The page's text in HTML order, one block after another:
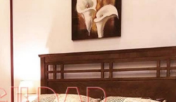
خواب سفید
کمد و بوفه